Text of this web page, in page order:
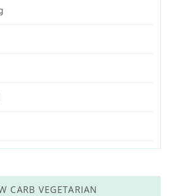
CARB VEGETARIAN